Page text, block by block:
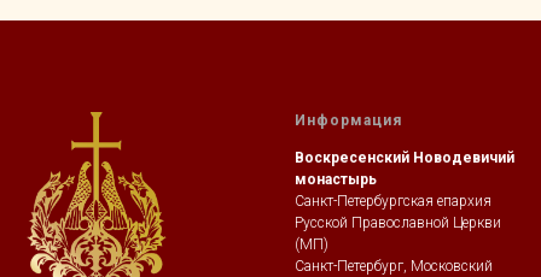
Информация
Воскресенский Новодевичий
монастырь
Санкт-Петербургская епархия
Русской Православной Церкви
(МП)
Санкт-Петербург, Московский